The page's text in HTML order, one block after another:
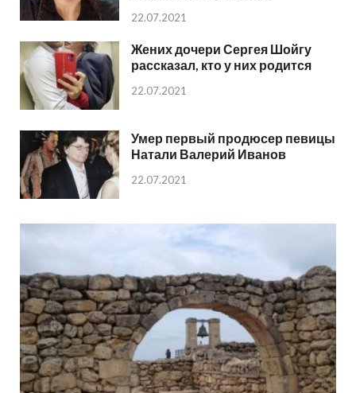
22.07.2021
Жених дочери Сергея Шойгу
рассказал, кто у них родится
22.07.2021
Умер первый продюсер певицы
Натали Валерий Иванов
22.07.2021